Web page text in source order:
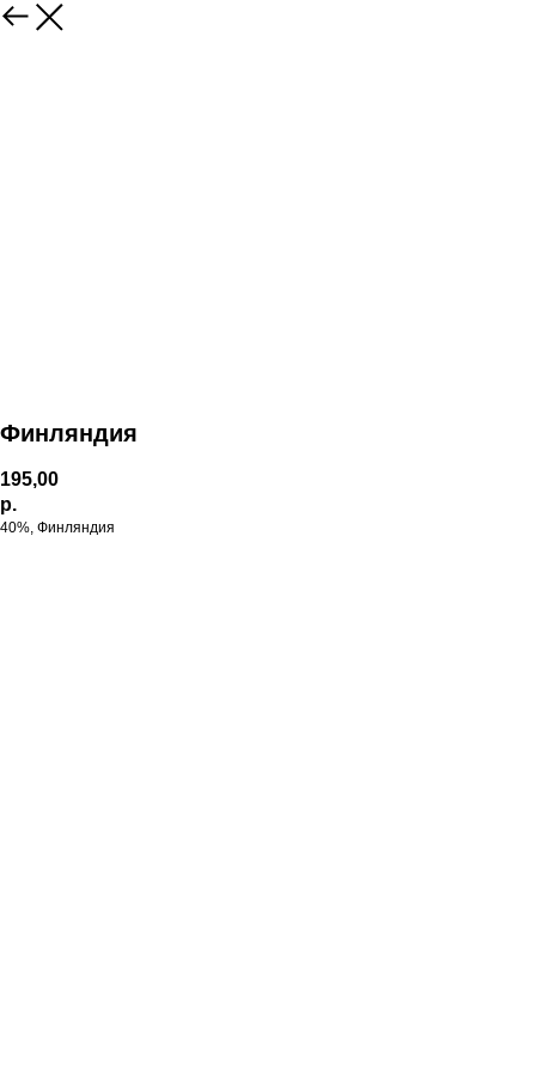
Финляндия
195,00
р.
40%, Финляндия